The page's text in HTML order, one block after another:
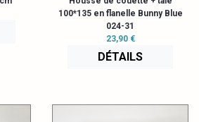
100*135 en flanelle Bunny Blue
024-31
23,90 €
DÉTAILS